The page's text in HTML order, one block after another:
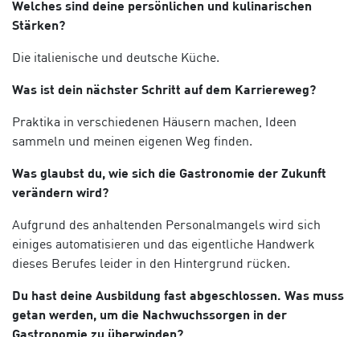
Welches sind deine persönlichen und kulinarischen
Stärken?
Die italienische und deutsche Küche.
Was ist dein nächster Schritt auf dem Karriereweg?
Praktika in verschiedenen Häusern machen, Ideen
sammeln und meinen eigenen Weg finden.
Was glaubst du, wie sich die Gastronomie der Zukunft
verändern wird?
Aufgrund des anhaltenden Personalmangels wird sich
einiges automatisieren und das eigentliche Handwerk
dieses Berufes leider in den Hintergrund rücken.
Du hast deine Ausbildung fast abgeschlossen. Was muss
getan werden, um die Nachwuchssorgen in der
Gastronomie zu überwinden?